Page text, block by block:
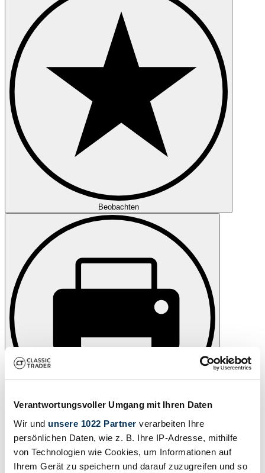
Verantwortungsvoller Umgang mit Ihren Daten
Wir und unsere 1022 Partner verarbeiten Ihre
persönlichen Daten, wie z. B. Ihre IP-Adresse, mithilfe
von Technologien wie Cookies, um Informationen auf
Ihrem Gerät zu speichern und darauf zuzugreifen und so
Beobachten
Drucken